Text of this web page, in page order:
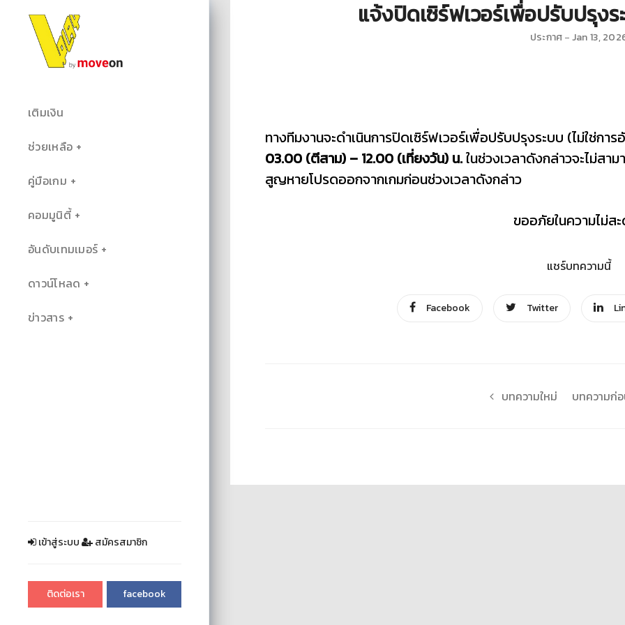
เติมเงิน
ช่วยเหลือ
คู่มือเกม
คอมมูนิตี้
อันดับเทมเมอร์
ดาวน์โหลด
ข่าวสาร
เข้าสู่ระบบ สมัครสมาชิก
ติดต่อเรา facebook
แจ้งปิดเซิร์ฟเวอร์เพื่อปรับปรุง
ประกาศ Jan 13,
ทางทีมงานจะดำเนินการปิดเซิร์ฟเวอร์เพื่อปรับปรุงระบบ (ไม่ใช่กา
03.00 (ตีสาม) – 12.00 (เที่ยงวัน) น.ในช่วงเวลาดังกล่าวจะไม่สา
สูญหายโปรดออกจากเกมก่อนช่วงเวลาดังกล่าว
ขออภัยในความไม่ส
แชร์บทความนี้
Facebook Twitter
บทความใหม่ บทความก่